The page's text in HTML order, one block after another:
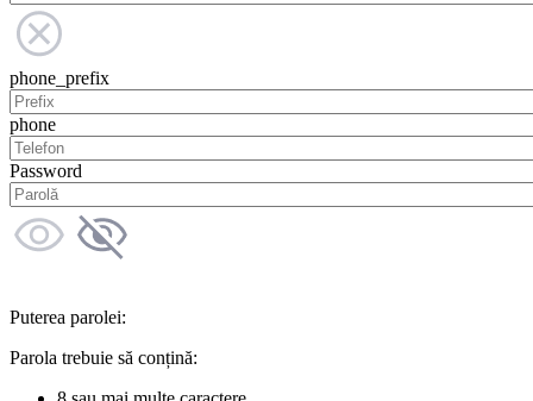
phone_prefix
phone
Password
Puterea parolei:
Parola trebuie să conțină: